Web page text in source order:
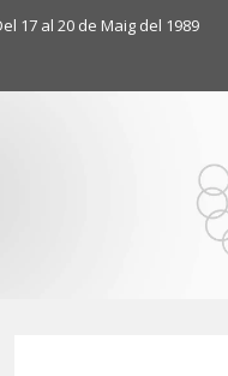
17 al 20 de Maig del 1989